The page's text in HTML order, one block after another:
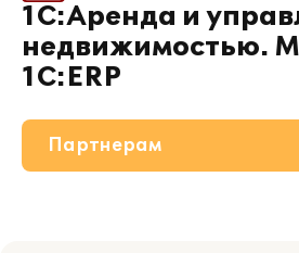
1С:Аренда и
недвижимостью.
1С:ERP
Партнерам